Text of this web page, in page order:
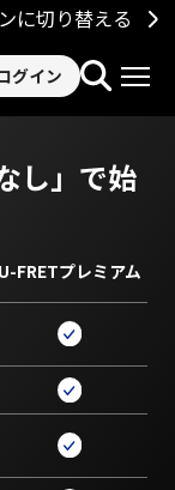
に切り替える
グイン
し」で始
U-FRETプレミアム